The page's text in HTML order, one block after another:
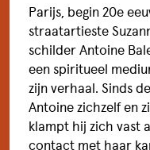
Parijs, begin 20e
straatartieste
schilder Antoine
een spiritueel
zijn verhaal. Sinds
Antoine zichzelf en
klampt hij zich vast
contact met haar